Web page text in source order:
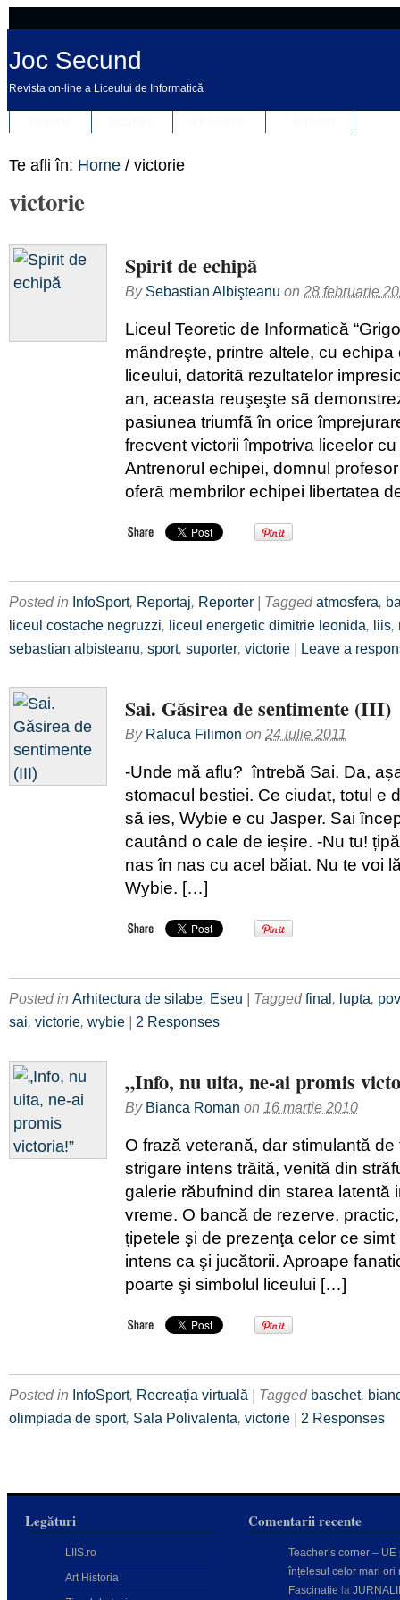
Joc Secund
Revista on-line a Liceului de Informatică
Te afli în: Home / victorie
victorie
Spirit de echipă
By Sebastian Albişteanu on 28 februarie
Liceul Teoretic de Informatică
mândreşte, printre altele, cu
liceului, datoritã rezultatelor
an, aceasta reuşeşte sã
pasiunea triumfã în orice
frecvent victorii împotriva liceelor
Antrenorul echipei, domnul
oferã membrilor echipei libertatea
Posted in InfoSport, Reportaj, Reporter | Taggedatmosfera,
liceul costache negruzzi, liceul energetic dimitrie leonida, liis,
sebastian albisteanu, sport, suporter, victorie | Leave a
Sai. Găsirea de sentimente (III)
By Raluca Filimon on 24 iulie 2011
-Unde mă aflu? întrebă Sai. Da,
stomacul bestiei. Ce ciudat, totul e
să ies, Wybie e cu Jasper. Sai
cautând o cale de ieșire. -Nu tu!
nas în nas cu acel băiat. Nu te voi
Wybie. […]
Posted in Arhitectura de silabe, Eseu | Taggedfinal, lupta,
sai, victorie, wybie | 2 Responses
„Info, nu uita, ne-ai promis
By Bianca Roman on 16 martie 2010
O frază veterană, dar stimulantă
strigare intens trăită, venită din
galerie răbufnind din starea latentă
vreme. O bancă de rezerve,
țipetele şi de prezenţa celor ce
intens ca şi jucătorii. Aproape
poarte şi simbolul liceului […]
Posted in InfoSport, Recreația virtuală | Tagged baschet,
olimpiada de sport, Sala Polivalenta, victorie | 2 Responses
Legături
LIIS.ro
Art Historia
Comentarii recente
Teacher’s corner – UE
înțelesul celor mari ori
Fascinație la